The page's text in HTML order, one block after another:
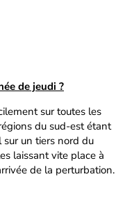
de jeudi ?
sur toutes les
du sud-est étant
sur un tiers nord du
laissant vite place à
de la perturbation.